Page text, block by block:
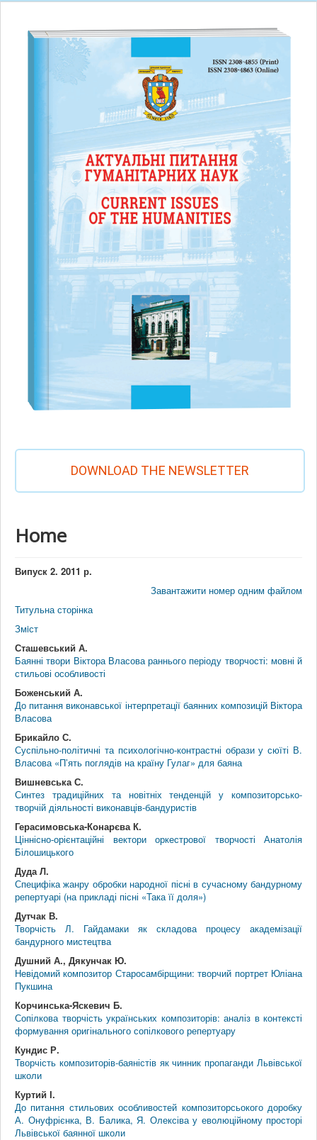
DOWNLOAD THE NEWSLETTER
Home
Випуск 2. 2011 р.
Завантажити номер одним файлом
Титульна сторінка
Змiст
Сташевський А.
Баянні твори Віктора Власова раннього періоду творчості: мовні й
стильові особливості
Боженський А.
До питання виконавської інтерпретації баянних композицій Віктора
Власова
Брикайло С.
Суспільно-політичні та психологічно-контрастні образи у сюїті В.
Власова «П’ять поглядів на країну Гулаг» для баяна
Вишневська С.
Синтез традиційних та новітніх тенденцій у композиторсько-
творчій діяльності виконавців-бандуристів
Герасимовська-Конарєва К.
Ціннісно-орієнтаційні вектори оркестрової творчості Анатолія
Білошицького
Дуда Л.
Специфіка жанру обробки народної пісні в сучасному бандурному
репертуарі (на прикладі пісні «Така її доля»)
Дутчак В.
Творчість Л. Гайдамаки як складова процесу академізації
бандурного мистецтва
Душний А., Дякунчак Ю.
Невідомий композитор Старосамбірщини: творчий портрет Юліана
Пукшина
Корчинська-Яскевич Б.
Сопілкова творчість українських композиторів: аналіз в контексті
формування оригінального сопілкового репертуару
Кундис Р.
Творчість композиторів-баяністів як чинник пропаганди Львівської
школи
Куртий І.
До питання стильових особливостей композиторсьокого доробку
А. Онуфрієнка, В. Балика, Я. Олексіва у еволюційному просторі
Львівської баянної школи